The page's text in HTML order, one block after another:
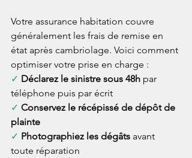
Votre assurance habitation couvre
généralement les frais de remise en
état après cambriolage. Voici comment
optimiser votre prise en charge :
✓ Déclarez le sinistre sous 48h par
téléphone puis par écrit
✓ Conservez le récépissé de dépôt de
plainte
✓ Photographiez les dégâts avant
toute réparation